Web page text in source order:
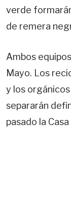
verde
de remera
Ambos
Mayo. Los
y los
separarán
pasado la